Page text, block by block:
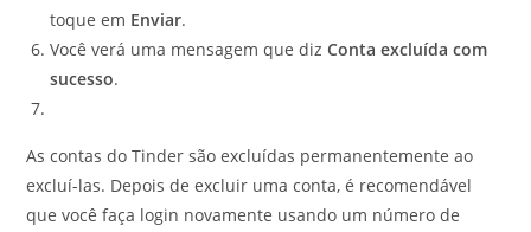
toque em Enviar.
Você verá uma mensagem que dizConta excluída com
sucesso.
As contas do Tinder são excluídas permanentemente ao
excluí-las. Depois de excluir uma conta, é recomendável
que você faça login novamente usando um número de